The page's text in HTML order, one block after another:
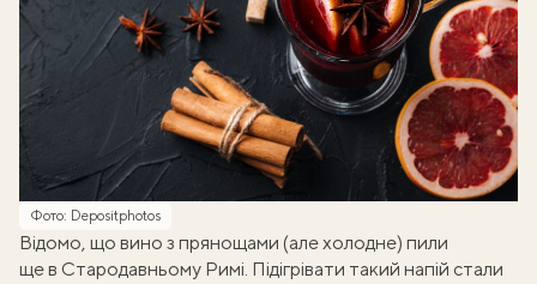
Фото: Depositphotos
Відомо, що вино з прянощами (але холодне) пили
ще в Стародавньому Римі. Підігрівати такий напій стали